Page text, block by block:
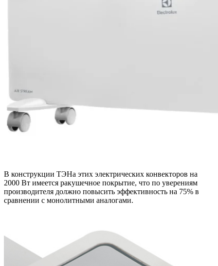
В конструкции ТЭНа этих электрических конвекторов на
2000 Вт имеется ракушечное покрытие, что по уверениям
производителя должно повысить эффективность на 75% в
сравнении с монолитными аналогами.